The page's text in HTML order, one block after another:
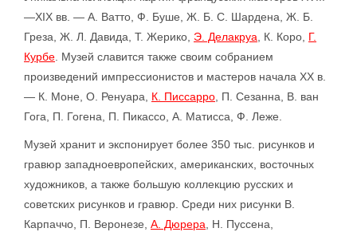
—XIX вв. — А. Ватто, Ф. Буше, Ж. Б. С. Шардена, Ж. Б.
Греза, Ж. Л. Давида, Т. Жерико, Э. Делакруа, К. Коро, Г.
Курбе. Музей славится также своим собранием
произведений импрессионистов и мастеров начала XX в.
— К. Моне, О. Ренуара, К. Писсарро, П. Сезанна, В. ван
Гога, П. Гогена, П. Пикассо, А. Матисса, Ф. Леже.
Музей хранит и экспонирует более 350 тыс. рисунков и
гравюр западноевропейских, американских, восточных
художников, а также большую коллекцию русских и
советских рисунков и гравюр. Среди них рисунки В.
Карпаччо, П. Веронезе, А. Дюрера, Н. Пуссена,